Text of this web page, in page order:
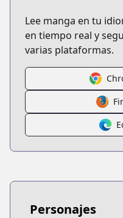
Lee manga en tu
en tiempo real y
varias plataformas.
Personajes